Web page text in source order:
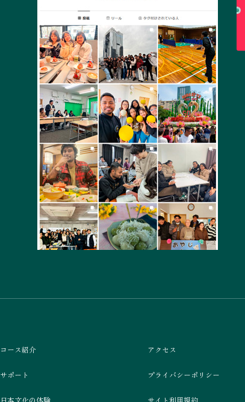
コース紹介
サポート
アクセス
プライバシーポリシー